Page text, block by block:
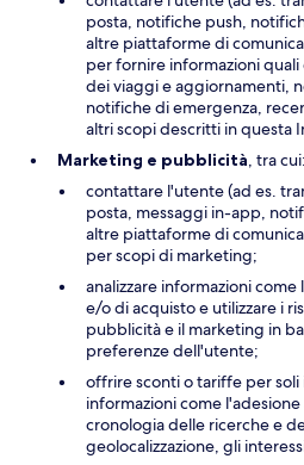
posta, notifiche push,
altre piattaforme di
per fornire informazioni
dei viaggi e aggiornamenti,
notifiche di emergenza,
altri scopi descritti in questa
Marketing e pubblicità, tra cui:
contattare l'utente (ad es.
posta, messaggi in-app,
altre piattaforme di
per scopi di marketing;
analizzare informazioni
e/o di acquisto e utilizzare i
pubblicità e il marketing in
preferenze dell'utente;
offrire sconti o tariffe per soli
informazioni come
cronologia delle ricerche e
geolocalizzazione, gli